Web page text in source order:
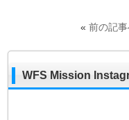
« 前の記
WFS Mission